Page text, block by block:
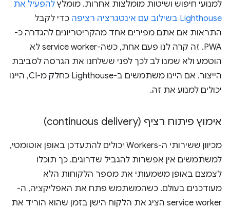
למנועי חיפוש ושיטות מומלצות אחרות. מומלץלהפעיל את
Lighthouse בשילוב עם אינטגרציה רציפה
כדי לקבל
התראות אם אתם מפירים אחד מהקריטריונים להגדרה כ-
PWA. זה קרה לנו פעם אחת, כשה-service worker לא
הוטמע ולא שמנו לב לכך לפני ששלחנו את הגרסה לסביבת
הייצור. אם היינו משתמשים ב-Lighthouse כחלק מ-CI, היינו
יכולים למנוע את זה.
אימוץ פיתוח רציף (continuous delivery)
מכיוון ששירותי ה-Workers יכולים להתעדכן באופן אוטומטי,
למשתמשים אין אפשרות להגביל שדרוגים. כך תוכלו
לצמצם באופן משמעותי את מספר הלקוחות הלא
מעודכנים בעולם. כשהמשתמש פתח את האפליקציה, ה-
service worker הציג את הלקוח הישן בזמן שהוא הוריד את